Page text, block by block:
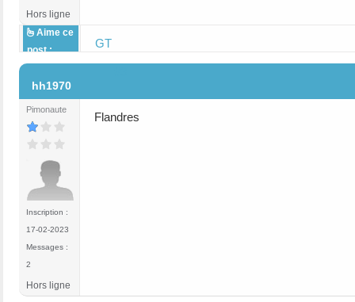
Hors ligne
Aime ce
post :
GT
hh1970
Pimonaute
Inscription :
17-02-2023
Messages :
2
Flandres
Hors ligne